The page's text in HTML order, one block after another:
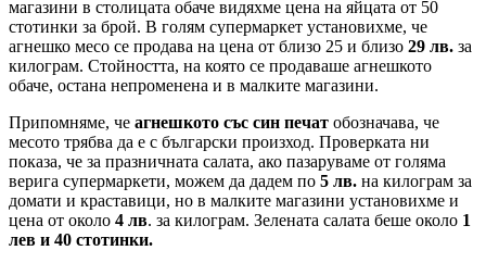
магазини в столицата обаче видяхме цена на яйцата от 50
стотинки за брой. В голям супермаркет установихме, че
агнешко месо се продава на цена от близо 25 и близо 29 лв. за
килограм. Стойността, на която се продаваше агнешкото
обаче, остана непроменена и в малките магазини.
Припомняме, че агнешкото със син печат обозначава, че
месото трябва да е с български произход. Проверката ни
показа, че за празничната салата, ако пазаруваме от голяма
верига супермаркети, можем да дадем по 5 лв. на килограм за
домати и краставици, но в малките магазини установихме и
цена от около 4 лв. за килограм. Зелената салата беше около 1
лев и 40 стотинки.